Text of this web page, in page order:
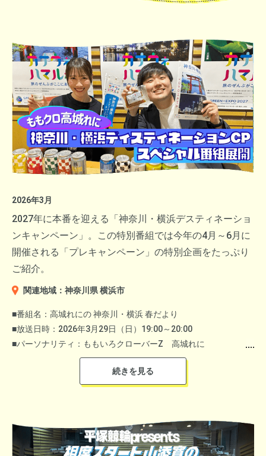
2026年3月
2027年に本番を迎える「神奈川・横浜デスティネーショ
ンキャンペーン」。この特別番組では今年の4月～6月に
開催される「プレキャンペーン」の特別企画をたっぷり
ご紹介。
関連地域：神奈川県 横浜市
■番組名：高城れにの 神奈川・横浜 春だより
■放送日時：2026年3月29日（日）19:00～20:00
■パーソナリティ：ももいろクローバーZ 高城れに
■アシスタント：ニッポン放送 内田雄基アナ